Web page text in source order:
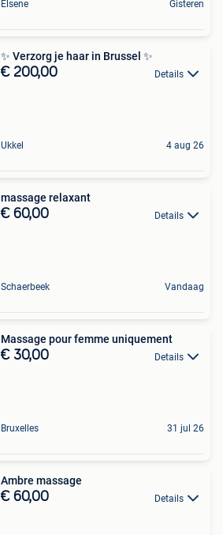
Elsene Gisteren
✨ Verzorg je haar in Brussel ✨
€ 200,00 Details
Ukkel 4 aug 26
massage relaxant
€ 60,00 Details
Schaerbeek Vandaag
Massage pour femme uniquement
€ 30,00 Details
Bruxelles 31 jul 26
Ambre massage
€ 60,00 Details